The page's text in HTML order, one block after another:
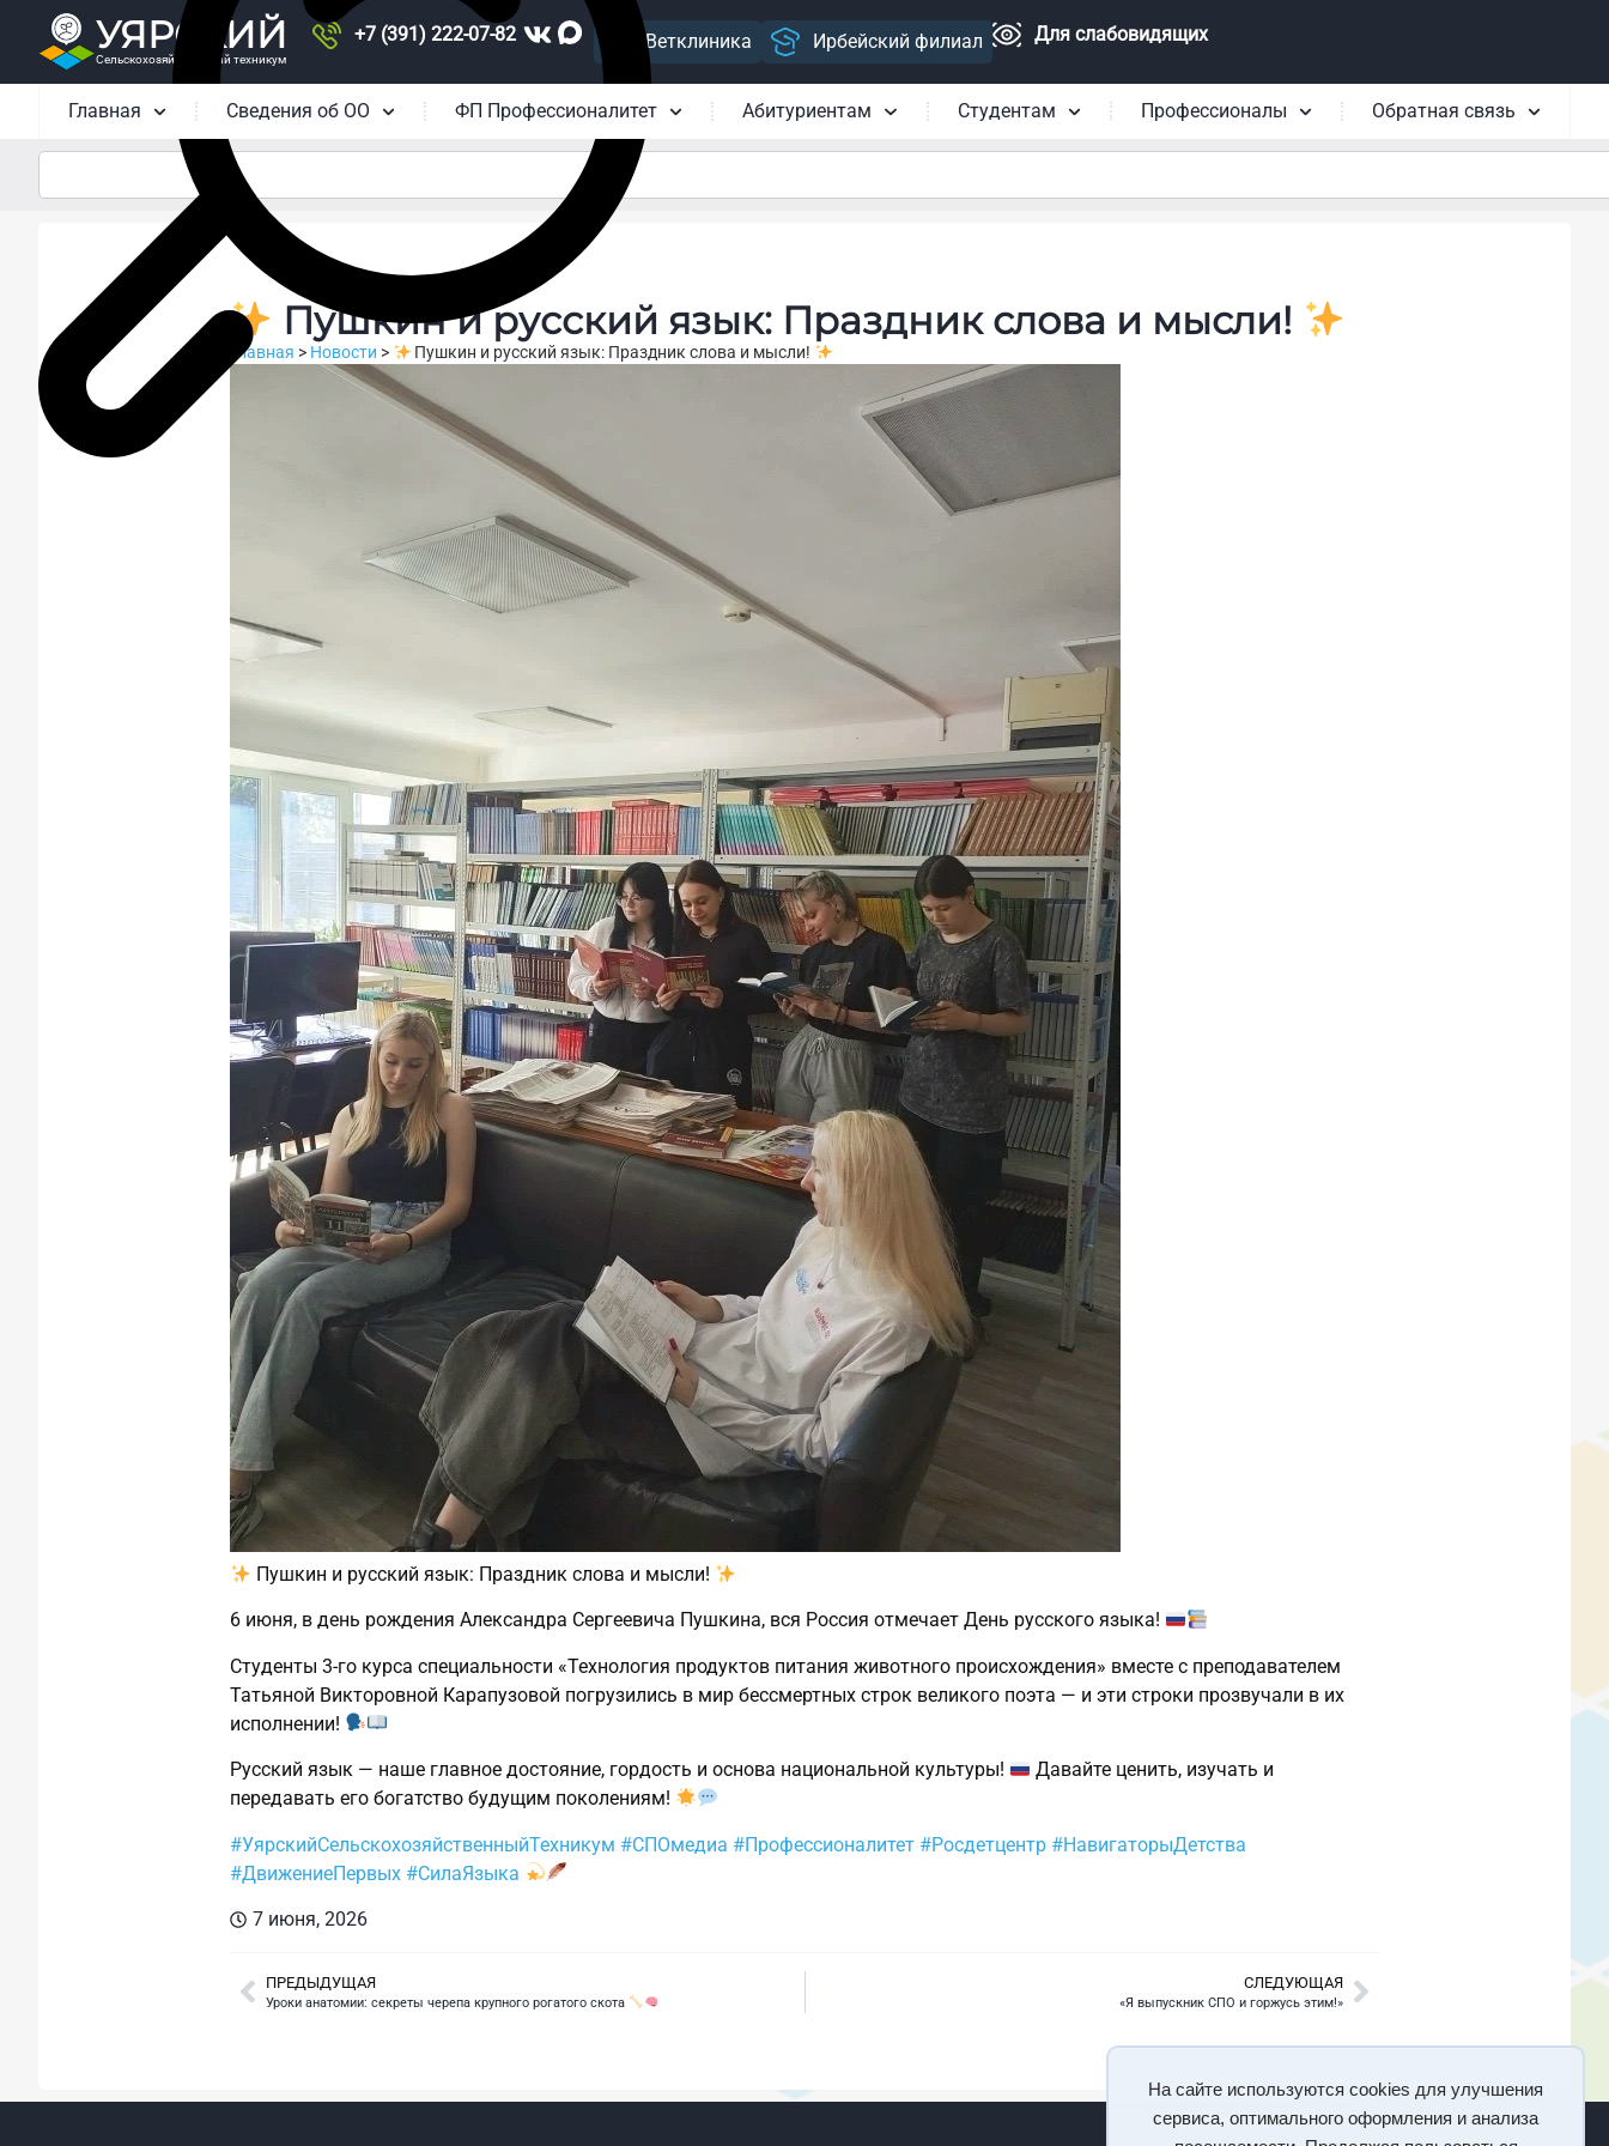
На сайте используются cookies для улучшения
сервиса, оптимального оформления и анализа
УЯРСКИЙ
Сельскохозяйственный техникум
+7 (391) 222-07-82 Ветклиника Ирбейский филиал Для слабовидящих
Главная Сведения об ОО ФП Профессионалитет Абитуриентам Студентам Профессионалы Обратная связь
Пушкин и русский язык: Праздник слова и мысли!
Главная > Новости > Пушкин и русский язык: Праздник слова и мысли!
Пушкин и русский язык: Праздник слова и мысли!
6 июня, в день рождения Александра Сергеевича Пушкина, вся Россия отмечает День русского языка!
Студенты 3‑го курса специальности «Технология продуктов питания животного происхождения» вместе с преподавателем
Татьяной Викторовной Карапузовой погрузились в мир бессмертных строк великого поэта — и эти строки прозвучали в их
исполнении!
Русский язык — наше главное достояние, гордость и основа национальной культуры!
Давайте ценить, изучать и
передавать его богатство будущим поколениям!
#УярскийСельскохозяйственныйТехникум #СПОмедиа #Профессионалитет #Росдетцентр #НавигаторыДетства
#ДвижениеПервых #СилаЯзыка
7 июня, 2026
ПРЕДЫДУЩАЯ
Уроки анатомии: секреты черепа крупного рогатого скота
СЛЕДУЮЩАЯ
«Я выпускник СПО и горжусь этим!»